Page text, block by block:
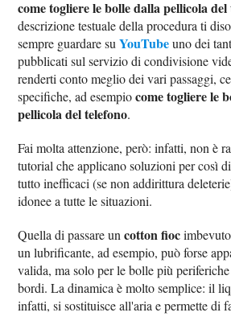
come togliere le bolle dalla pellicola
descrizione testuale della procedura ti
sempre guardare suYouTubeuno dei
pubblicati sul servizio di condivisione
renderti conto meglio dei vari passaggi,
specifiche, ad esempiocome togliere le
pellicola del telefono.
Fai molta attenzione, però: infatti, non è
tutorial che applicano soluzioni per così
tutto inefficaci (se non addirittura
idonee a tutte le situazioni.
Quella di passare uncotton fioc
un lubrificante, ad esempio, può forse
valida, ma solo per le bolle più
bordi. La dinamica è molto semplice: il
infatti, si sostituisce all'aria e permette di